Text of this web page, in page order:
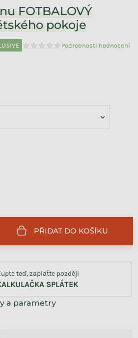
FOTBALOVÝ
pokoje
Průměrné hodnocení produktu
Podrobnosti hodnocení
PŘIDAT DO KOŠÍKU
a parametry
teď, zaplaťte později
SPLÁTEK